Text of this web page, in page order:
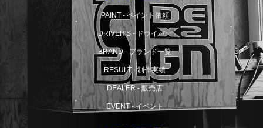
PAINT - ペイント依頼
DRIVER'S - ドライバー
BRAND - ブランド一覧
RESULT - 制作実績
DEALER - 販売店
EVENT - イベント